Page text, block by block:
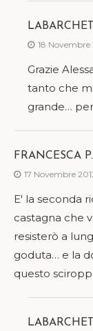
18 Novembre
Grazie
tanto che
grande…
FRANCESCA P.
17 Novembre
E' la seconda
castagna che
resisterò a
goduta… e la
questo